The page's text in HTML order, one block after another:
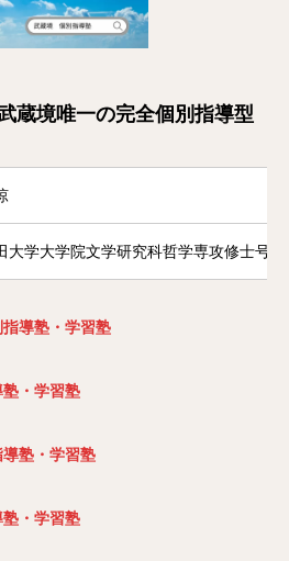
蔵境唯一の完全個別指導型
大学大学院文学研究科哲学専攻修士号
導塾・学習塾
・学習塾
塾・学習塾
・学習塾